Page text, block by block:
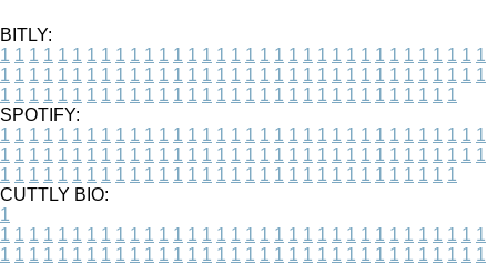
BITLY:
1 1 1 1 1 1 1 1 1 1 1 1 1 1 1 1 1 1 1 1 1 1 1 1 1 1 1 1 1 1 1 1 1 1
1 1 1 1 1 1 1 1 1 1 1 1 1 1 1 1 1 1 1 1 1 1 1 1 1 1 1 1 1 1 1 1 1 1
1 1 1 1 1 1 1 1 1 1 1 1 1 1 1 1 1 1 1 1 1 1 1 1 1 1 1 1 1 1 1 1
SPOTIFY:
1 1 1 1 1 1 1 1 1 1 1 1 1 1 1 1 1 1 1 1 1 1 1 1 1 1 1 1 1 1 1 1 1 1
1 1 1 1 1 1 1 1 1 1 1 1 1 1 1 1 1 1 1 1 1 1 1 1 1 1 1 1 1 1 1 1 1 1
1 1 1 1 1 1 1 1 1 1 1 1 1 1 1 1 1 1 1 1 1 1 1 1 1 1 1 1 1 1 1 1
CUTTLY BIO:
1
1 1 1 1 1 1 1 1 1 1 1 1 1 1 1 1 1 1 1 1 1 1 1 1 1 1 1 1 1 1 1 1 1 1
1 1 1 1 1 1 1 1 1 1 1 1 1 1 1 1 1 1 1 1 1 1 1 1 1 1 1 1 1 1 1 1 1 1